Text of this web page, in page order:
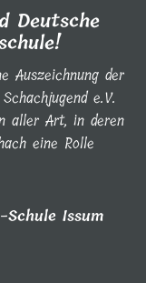
Deutsche
Auszeichnung der
e.V.
aller Art, in deren
eine Rolle
Issum